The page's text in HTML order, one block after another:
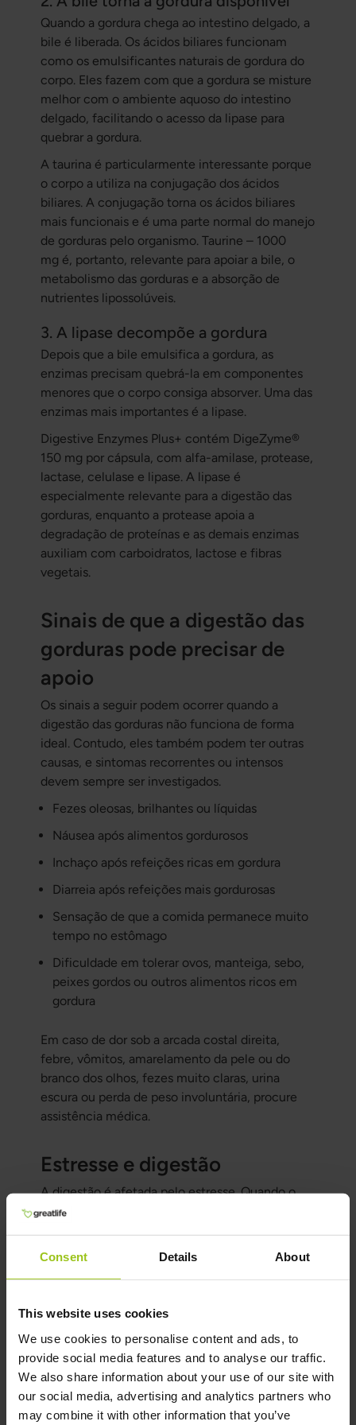
Consent Details About
This website uses cookies
We use cookies to personalise content and ads, to
provide social media features and to analyse our traffic.
We also share information about your use of our site with
our social media, advertising and analytics partners who
may combine it with other information that you’ve
Quando a gordura chega ao intestino delgado, a
bile é liberada. Os ácidos biliares funcionam
como os emulsificantes naturais de gordura do
corpo. Eles fazem com que a gordura se misture
melhor com o ambiente aquoso do intestino
delgado, facilitando o acesso da lipase para
quebrar a gordura.
A taurina é particularmente interessante porque
o corpo a utiliza na conjugação dos ácidos
biliares. A conjugação torna os ácidos biliares
mais funcionais e é uma parte normal do manejo
de gorduras pelo organismo. Taurine – 1000
mg é, portanto, relevante para apoiar a bile, o
metabolismo das gorduras e a absorção de
nutrientes lipossolúveis.
3. A lipase decompõe a gordura
Depois que a bile emulsifica a gordura, as
enzimas precisam quebrá-la em componentes
menores que o corpo consiga absorver. Uma das
enzimas mais importantes é a lipase.
Digestive Enzymes Plus+ contém DigeZyme®
150 mg por cápsula, com alfa-amilase, protease,
lactase, celulase e lipase. A lipase é
especialmente relevante para a digestão das
gorduras, enquanto a protease apoia a
degradação de proteínas e as demais enzimas
auxiliam com carboidratos, lactose e fibras
vegetais.
Sinais de que a digestão das
gorduras pode precisar de
apoio
Os sinais a seguir podem ocorrer quando a
digestão das gorduras não funciona de forma
ideal. Contudo, eles também podem ter outras
causas, e sintomas recorrentes ou intensos
devem sempre ser investigados.
Fezes oleosas, brilhantes ou líquidas
Náusea após alimentos gordurosos
Inchaço após refeições ricas em gordura
Diarreia após refeições mais gordurosas
Sensação de que a comida permanece muito
tempo no estômago
Dificuldade em tolerar ovos, manteiga, sebo,
peixes gordos ou outros alimentos ricos em
gordura
Em caso de dor sob a arcada costal direita,
febre, vômitos, amarelamento da pele ou do
branco dos olhos, fezes muito claras, urina
escura ou perda de peso involuntária, procure
assistência médica.
Estresse e digestão
A digestão é afetada pelo estresse. Quando o
corpo está sob alto nível de estresse, a digestão
isso, a mesma refeição pode funcionar bem em
ritmo acelerado.
Suplementos relevantes da
Greatlife